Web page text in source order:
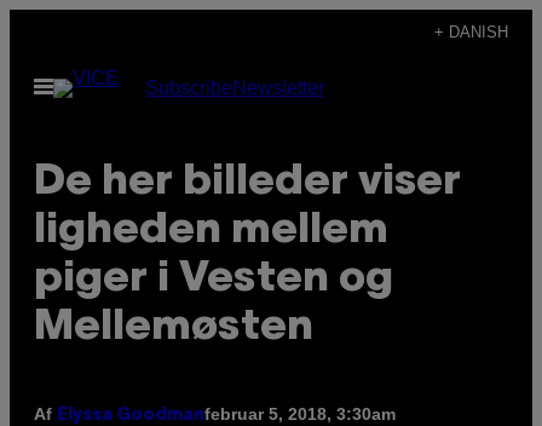
indhold
+ DANISH
Åbn
Menu
SubscribeNewsletter
De her billeder viser
ligheden mellem
piger i Vesten og
Mellemøsten
Af Elyssa Goodmanfebruar 5, 2018, 3:30am